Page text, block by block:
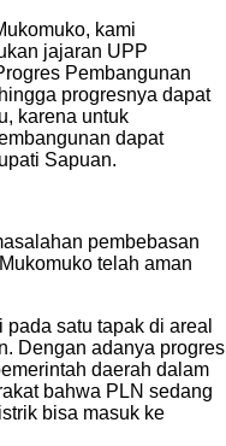
kami
jajaran UPP
Pembangunan
progresnya dapat
karena untuk
dapat
Sapuan.
pembebasan
telah aman
satu tapak di areal
Dengan adanya progres
daerah dalam
bahwa PLN sedang
bisa masuk ke